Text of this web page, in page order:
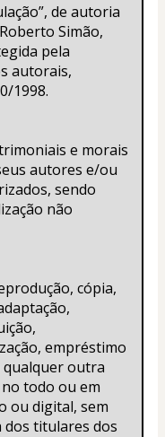
de autoria
Simão,
pela
autorais,
1998.
e morais
autores e/ou
sendo
não
cópia,
empréstimo
qualquer outra
todo ou em
ou digital, sem
dos titulares dos